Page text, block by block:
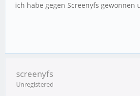
ich habe gegen Screenyfs
screenyfs
Unregistered